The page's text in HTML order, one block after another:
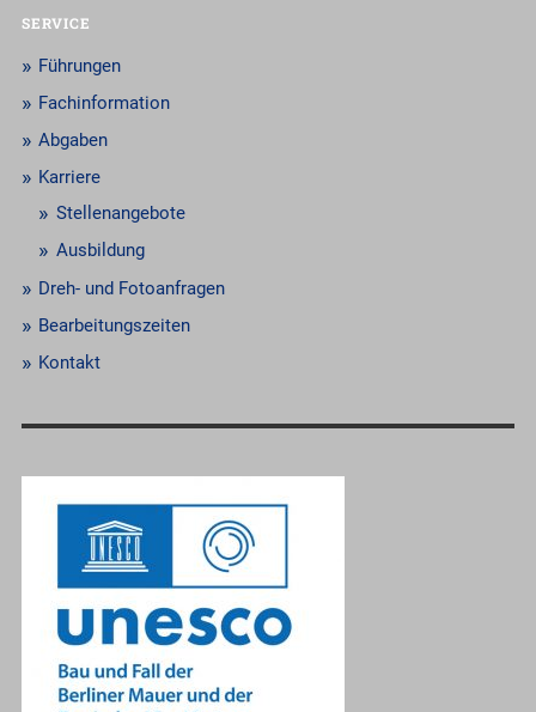
SERVICE
Führungen
Fachinformation
Abgaben
Karriere
Stellenangebote
Ausbildung
Dreh- und Fotoanfragen
Bearbeitungszeiten
Kontakt